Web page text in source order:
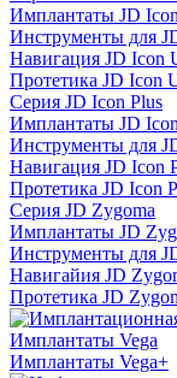
Имплантаты JD
Инструменты для
Навигация JD Icon
Протетика JD Icon
Серия JD Icon Plus
Имплантаты JD
Инструменты для
Навигация JD Icon
Протетика JD Icon
Серия JD Zygoma
Имплантаты JD
Инструменты для
Навигайия JD
Протетика JD
Имплантаты Vega
Имплантаты Vega+